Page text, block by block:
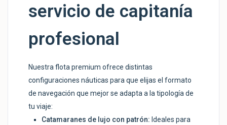
servicio de capitanía
profesional
Nuestra flota premium ofrece distintas
configuraciones náuticas para que elijas el formato
de navegación que mejor se adapta a la tipología de
tu viaje:
Catamaranes de lujo con patrón: Ideales para